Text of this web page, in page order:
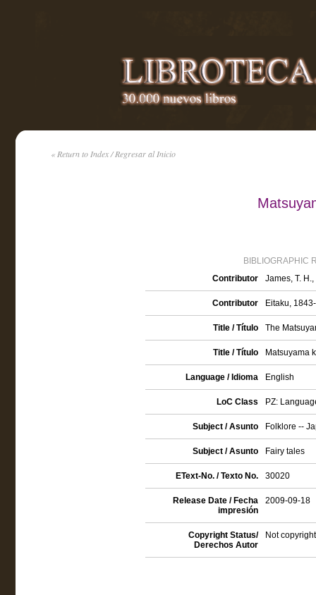
« Return to Index / Regresar al Inicio
BIBLIOGRAPHIC
Contributor
James, T.
Contributor Eitaku,
Title / Título The
Title / Título Matsuyama
Language / Idioma English
LoC Class PZ:
Subject / Asunto Folklore --
Subject / Asunto Fairy tales
EText-No. / Texto No. 30020
Release Date / Fecha
impresión
2009-09-18
Copyright Status/
Derechos Autor
Not